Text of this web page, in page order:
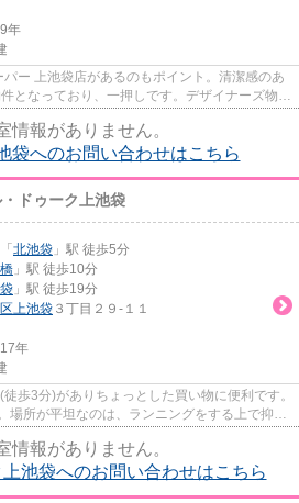
年
ー 上池袋店があるのもポイント。清潔感のあ
となっており、一押しです。デザイナーズ物件
情報がありません。
袋へのお問い合わせはこちら
ドゥーク上池袋
「 北池袋 」駅 徒歩5分
」駅 徒歩10分
」駅 徒歩19分
上池袋 ３丁目２９-１１
年
歩3分)がありちょっとした買い物に便利です。
場所が平坦なのは、ランニングをする上で抑え
情報がありません。
池袋へのお問い合わせはこちら